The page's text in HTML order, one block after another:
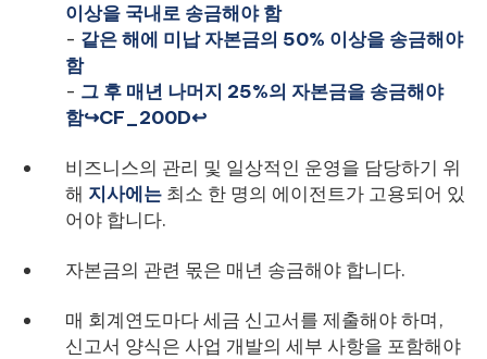
이상을 국내로 송금해야 함
- 같은 해에 미납 자본금의 50% 이상을 송금해야
함
- 그 후 매년 나머지 25%의 자본금을 송금해야
함↪CF_200D↩
비즈니스의 관리 및 일상적인 운영을 담당하기 위
해 지사에는 최소 한 명의 에이전트가 고용되어 있
어야 합니다.
자본금의 관련 몫은 매년 송금해야 합니다.
매 회계연도마다 세금 신고서를 제출해야 하며,
신고서 양식은 사업 개발의 세부 사항을 포함해야